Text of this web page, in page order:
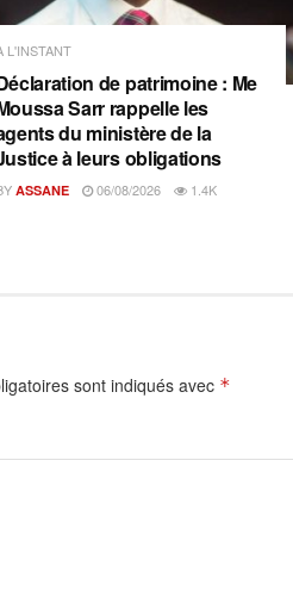
L'INSTANT
de patrimoine : Me
Sarr rappelle les
du ministère de la
à leurs obligations
ASSANE 06/08/2026 1.4K
sont indiqués avec *